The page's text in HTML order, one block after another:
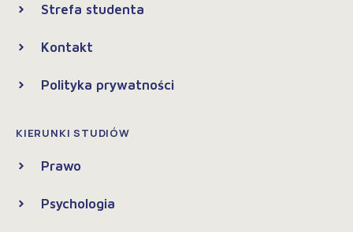
Strefa studenta
Kontakt
Polityka prywatności
KIERUNKI STUDIÓW
Prawo
Psychologia